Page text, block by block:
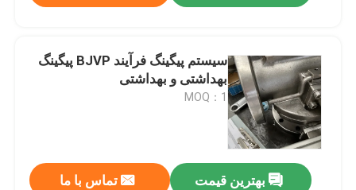
سیستم پیگینگ فرآیند BJVP پیگینگ
بهداشتی و بهداشتی
MOQ：1
بهترین قیمت تماس با ما